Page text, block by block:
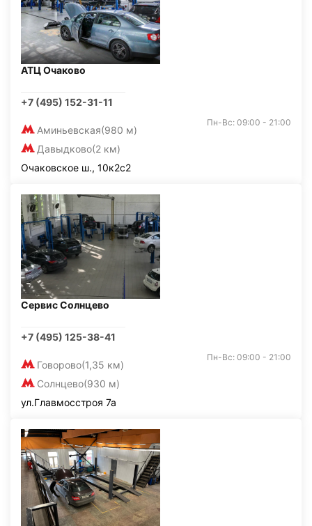
АТЦ Очаково
+7 (495) 152-31-11
Аминьевская(980 м)
Давыдково(2 км)
Пн-Вс: 09:00 - 21:00
Очаковское ш., 10к2с2
Сервис Солнцево
+7 (495) 125-38-41
Говорово(1,35 км)
Солнцево(930 м)
Пн-Вс: 09:00 - 21:00
ул.Главмосстроя 7а